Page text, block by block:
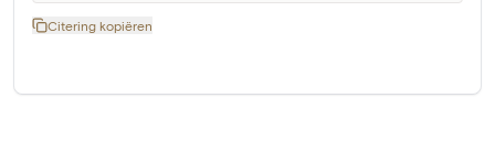
Citering kopiëren